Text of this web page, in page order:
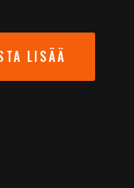
LISÄÄ